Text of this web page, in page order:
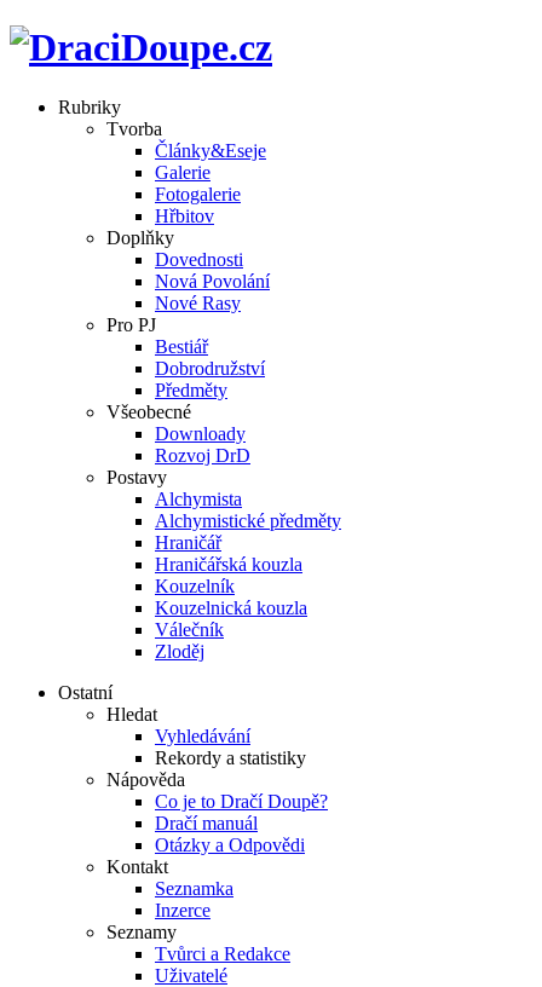
Rubriky
Tvorba
Články&Eseje
Galerie
Fotogalerie
Hřbitov
Doplňky
Dovednosti
Nová Povolání
Nové Rasy
Pro PJ
Bestiář
Dobrodružství
Předměty
Všeobecné
Downloady
Rozvoj DrD
Postavy
Alchymista
Alchymistické předměty
Hraničář
Hraničářská kouzla
Kouzelník
Kouzelnická kouzla
Válečník
Zloděj
Ostatní
Hledat
Vyhledávání
Rekordy a statistiky
Nápověda
Co je to Dračí Doupě?
Dračí manuál
Otázky a Odpovědi
Kontakt
Seznamka
Inzerce
Seznamy
Tvůrci a Redakce
Uživatelé